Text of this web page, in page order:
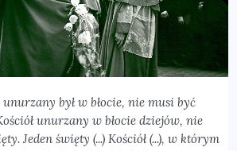
unurzany był w błocie, nie musi być
unurzany w błocie dziejów, nie
Jeden święty (...) Kościół (...), w którym